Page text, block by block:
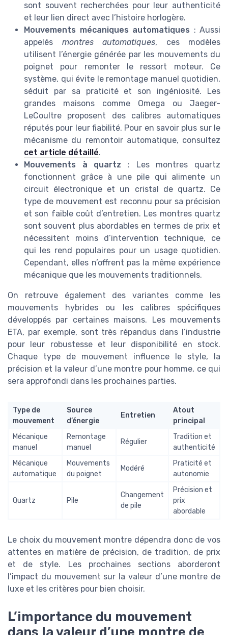
sont souvent recherchées pour leur authenticité
et leur lien direct avec l’histoire horlogère.
Mouvements mécaniques automatiques : Aussi
appelés montres automatiques, ces modèles
utilisent l’énergie générée par les mouvements du
poignet pour remonter le ressort moteur. Ce
système, qui évite le remontage manuel quotidien,
séduit par sa praticité et son ingéniosité. Les
grandes maisons comme Omega ou Jaeger-
LeCoultre proposent des calibres automatiques
réputés pour leur fiabilité. Pour en savoir plus sur le
mécanisme du remontoir automatique, consultez
cet article détaillé.
Mouvements à quartz : Les montres quartz
fonctionnent grâce à une pile qui alimente un
circuit électronique et un cristal de quartz. Ce
type de mouvement est reconnu pour sa précision
et son faible coût d’entretien. Les montres quartz
sont souvent plus abordables en termes de prix et
nécessitent moins d’intervention technique, ce
qui les rend populaires pour un usage quotidien.
Cependant, elles n’offrent pas la même expérience
mécanique que les mouvements traditionnels.
On retrouve également des variantes comme les
mouvements hybrides ou les calibres spécifiques
développés par certaines maisons. Les mouvements
ETA, par exemple, sont très répandus dans l’industrie
pour leur robustesse et leur disponibilité en stock.
Chaque type de mouvement influence le style, la
précision et la valeur d’une montre pour homme, ce qui
sera approfondi dans les prochaines parties.
Type de
mouvement
Source
d’énergie
Entretien
Atout
principal
Mécanique
manuel
Remontage
manuel
Régulier
Tradition et
authenticité
Mécanique
automatique
Mouvements
du poignet
Modéré
Praticité et
autonomie
Quartz Pile
Changement
de pile
Précision et
prix
abordable
Le choix du mouvement montre dépendra donc de vos
attentes en matière de précision, de tradition, de prix
et de style. Les prochaines sections aborderont
l’impact du mouvement sur la valeur d’une montre de
luxe et les critères pour bien choisir.
L’importance du mouvement
dans la valeur d’une montre de